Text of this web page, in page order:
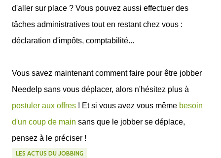
d'aller sur place ? Vous pouvez aussi effectuer des
tâches administratives tout en restant chez vous :
déclaration d'impôts, comptabilité...
Vous savez maintenant comment faire pour être jobber
Needelp sans vous déplacer, alors n'hésitez plus à
postuler aux offres ! Et si vous avez vous même besoin
d'un coup de main sans que le jobber se déplace,
pensez à le préciser !
LES ACTUS DU JOBBING